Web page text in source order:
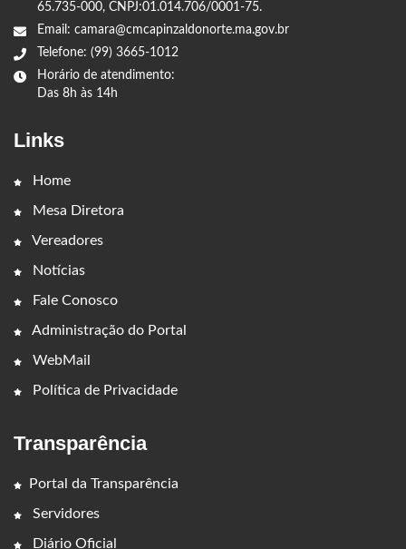
65.735-000, CNPJ:01.014.706/0001-75.
Email: camara@cmcapinzaldonorte.ma.gov.br
Telefone: (99) 3665-1012
Horário de atendimento:
Das 8h às 14h
Links
Home
Mesa Diretora
Vereadores
Notícias
Fale Conosco
Administração do Portal
WebMail
Política de Privacidade
Transparência
Portal da Transparência
Servidores
Diário Oficial